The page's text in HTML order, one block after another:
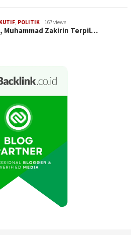
POLITIK 167 views
Muhammad Zakirin Terpil…